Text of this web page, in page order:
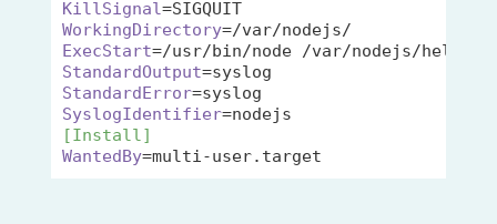
KillSignal
WorkingDirectory
ExecStart
StandardOutput
StandardError
SyslogIdentifier
[Install]
WantedBy=multi-user.target